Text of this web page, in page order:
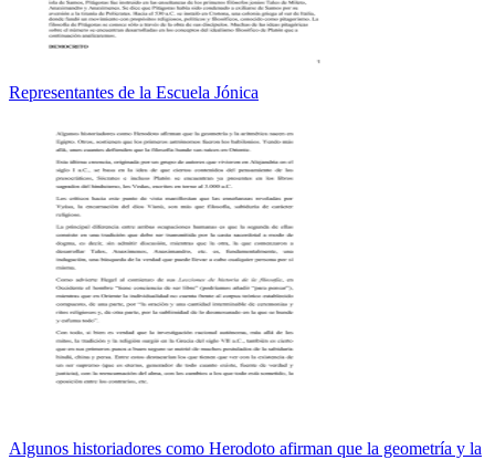
Representantes de la Escuela Jónica
Algunos historiadores como Herodoto afirman que la geometría y la